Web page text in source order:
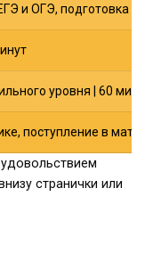
и ОГЭ, подготовка
уровня | 60
поступление в
странички или